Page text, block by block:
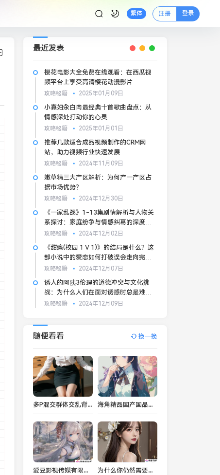
繁体 注册 登录
最近发表
樱花电影大全免费在线观看：在西瓜视
频平台上享受高清樱花动漫影片
攻略秘籍 2025年01月09日
小寡妇汆白肉最经典十首歌曲盘点：从
情感深处打动你的心灵
攻略秘籍 2025年01月01日
推荐几款适合成品视频制作的CRM网
站，助力视频行业快速发展
攻略秘籍 2024年11月09日
嫩草精三大产区解析：为何产一产区占
据市场优势？
攻略秘籍 2024年12月30日
《一家乱战》1-13集剧情解析与人物关
系探讨：家庭纷争与情感纠葛的深度剖
析
攻略秘籍 2024年12月02日
《甜瘾(校园 1 V 1)》的结局是什么？这
部小说中的爱恋如何打破误会走向完美
结局？
攻略秘籍 2024年12月07日
诱人的阿䧅3伦理的道德冲突与文化挑
战：为什么人们在面对诱惑时总是难以
做出选择？
攻略秘籍 2024年12月09日
随便看看 换一换
多P混交群体交乱背后的安全保障难题：我们该如何确保交配安全？ 海角精品国产国品之异同，一二三级别有何区别？
爱豆影视传媒有限公司如何成为业界翘楚？其核心竞争力何在？ 为什么你仍然需要选择我们的“免费而优越”服务而不是其他的呢？